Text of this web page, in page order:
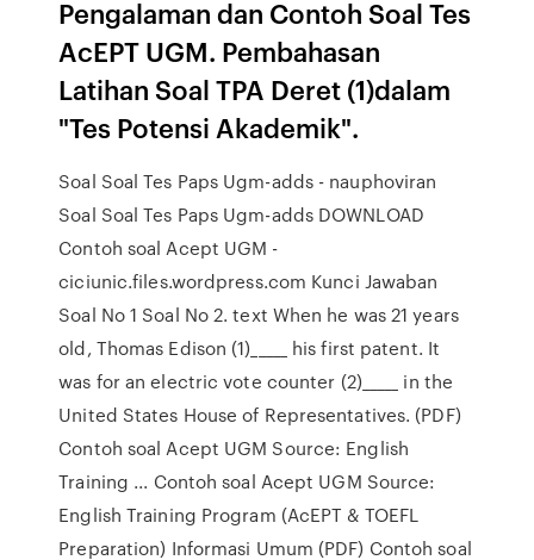
Pengalaman dan Contoh Soal Tes
AcEPT UGM. Pembahasan
Latihan Soal TPA Deret (1)dalam
"Tes Potensi Akademik".
Soal Soal Tes Paps Ugm-adds - nauphoviran
Soal Soal Tes Paps Ugm-adds DOWNLOAD
Contoh soal Acept UGM -
ciciunic.files.wordpress.com Kunci Jawaban
Soal No 1 Soal No 2. text When he was 21 years
old, Thomas Edison (1)_____ his first patent. It
was for an electric vote counter (2)_____ in the
United States House of Representatives. (PDF)
Contoh soal Acept UGM Source: English
Training ... Contoh soal Acept UGM Source:
English Training Program (AcEPT & TOEFL
Preparation) Informasi Umum (PDF) Contoh soal